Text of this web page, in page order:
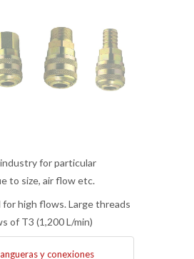
for particular
to size, air flow etc.
for high flows. Large threads
of T3 (1,200 L/min)
y conexiones